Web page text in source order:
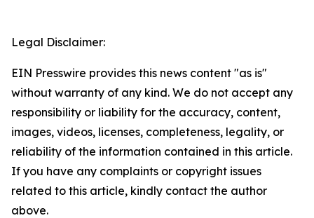
Legal Disclaimer:
EIN Presswire provides this news content "as is"
without warranty of any kind. We do not accept any
responsibility or liability for the accuracy, content,
images, videos, licenses, completeness, legality, or
reliability of the information contained in this article.
If you have any complaints or copyright issues
related to this article, kindly contact the author
above.